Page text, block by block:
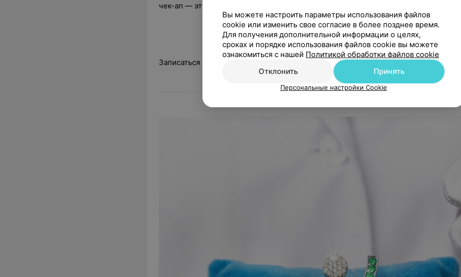
чек-ап — это возможность не просто проверить здоровье, а быть уверенной в нем!
ОНЛАЙН-ЗАПИСЬ
Записаться на прохождение чек-апа «Роскошный максимум» можно потелефону.
Вы можете настроить параметры использования файлов
cookie или изменить свое согласие в более позднее время.
Для получения дополнительной информации о целях,
сроках и порядке использования файлов cookie вы можете
ознакомиться с нашей Политикой обработки файлов cookie
Отклонить
Принять
Персональные настройки Cookie